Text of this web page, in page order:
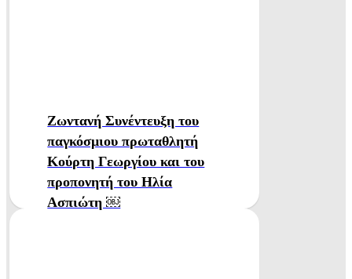
Ζωντανή Συνέντευξη του
παγκόσμιου πρωταθλητή
Κούρτη Γεωργίου και του
προπονητή του Ηλία
Ασπιώτη ￼